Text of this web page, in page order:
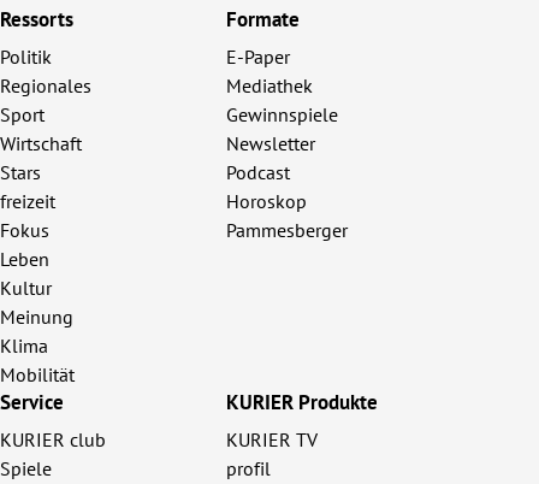
Ressorts
Politik
Regionales
Sport
Wirtschaft
Stars
freizeit
Fokus
Leben
Kultur
Meinung
Klima
Mobilität
Formate
E-Paper
Mediathek
Gewinnspiele
Newsletter
Podcast
Horoskop
Pammesberger
Service
KURIER club
Spiele
KURIER Produkte
KURIER TV
profil